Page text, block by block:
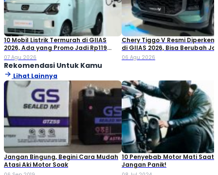
10 Mobil Listrik Termurah di GIIAS
2026, Ada yang Promo Jadi Rp119
Jutaan!
07 Agu 2026
Chery Tiggo V Resmi
di GIIAS 2026, Bisa Berubah
Double Cabin
06 Agu 2026
Rekomendasi Untuk Kamu
Lihat Lainnya
Jangan Bingung, Begini Cara Mudah
Atasi Aki Motor Soak
10 Penyebab Motor Mati Saat
Jangan Panik!